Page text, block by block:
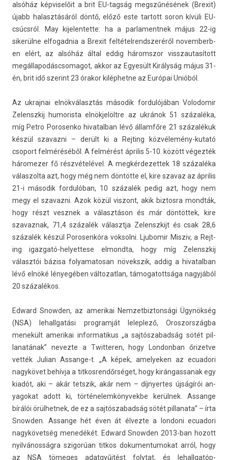
alsóház kép­viselőit a brit EU-tagság megszűnésének (Brexit)
újabb halasztásáról döntő, előző este tar­tott soron kívüli EU-
csúcsról. May kijelen­tette: ha a par­lamentnek május 22-ig
sikerülne el­fogad­nia a Brexit fel­tétel­rendszeréről novem­berb­
en elért, az alsóház által eddig háromszor visszautasított
megál­lapodáscsomagot, akkor az Egyesült Királyság május 31-
én, brit idő szerint 23 órakor kilép­hetne az Európai Unióból.
Az uk­rajnai elnökválasztás második for­dulójában Volodomir
Zelenszkij humoris­ta elnökjelöltre az ukránok 51 százaléka,
míg Petro Porosen­ko hivatal­ban lévő államfőre 21 százalékuk
készül szavaz­ni – derült ki a Re­jt­ing közvélemény-kutató
csoport felméréséből. A felmérést április 5-10. között végezték
háromez­er fő részvételével. A meg­kérdezet­tek 18 százaléka
válas­zolta azt, hogy még nem döntötte el, kire szavaz az április
21-i második for­dulóban, 10 százalék pedig azt, hogy nem
megy el szavaz­ni. Azok közül vis­zont, akik bi­ztos­ra mondták,
hogy részt vesznek a választáson és már döntöttek, kire
szavaz­nak, 71,4 százalék választja Zelenszkijt és csak 28,6
százalék készül Porosen­kóra vok­solni. Ljubomir Mis­ziv, a Re­jt­
ing igazgató-helyettese el­mondta, hogy míg Zelenszkij
választói bázisa folyamatosan növekszik, addig a hivatal­ban
lévő elnöké lényegében vál­tozat­lan, támogatottsága nagyjából
20 százalékos.
Ed­ward Snowd­en, az amerikai Nem­zetbiz­tonsági Ügynökség
(NSA) lehallgatási pro­gram­ját lelep­lező, Oros­zország­ba
menekült amerikai in­for­matikus „a saj­tószabad­ság sötét pil­
lanatának” nevez­te a Twit­ter­en, hogy Lon­donban őrizet­ve
vették Julian Assange-t. „A képek, amelyek­en az ecuadori
nagykövet behívja a tit­kosren­dőrséget, hogy kirán­gassanak egy
kiadót, aki – akár tetszik, akár nem – díj­nyer­tes újságírói an­
yagokat adott ki, tör­ténelem­könyvek­be kerülnek. As­san­ge
bírálói örül­hetnek, de ez a saj­tószabad­ság sötét pil­lanata” – írta
Snowd­en. As­san­ge hét éven át élvez­te a lon­doni ecuadori
nagykövetség menedékét. Ed­ward Snowd­en 2013-ban hozott
nyilvánosságra szigorúan tit­kos dokumen­tumokat arról, hogy
az NSA tömeges adat­gyűj­tést folytat, és lehallgatóp­